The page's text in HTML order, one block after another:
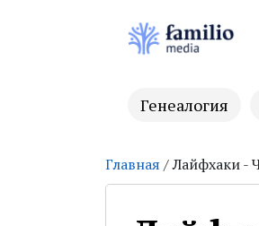
Генеалогия
Главная / Лайфхаки -